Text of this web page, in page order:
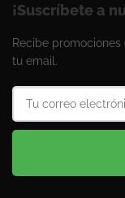
¡Suscríbete a
Recibe
tu email.